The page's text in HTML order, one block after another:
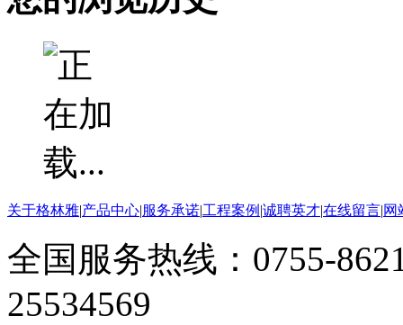
关于格林雅|产品中心|服务承诺|工程案例 |诚聘英才|在线留言|网
全国服务热线：0755-
25534569